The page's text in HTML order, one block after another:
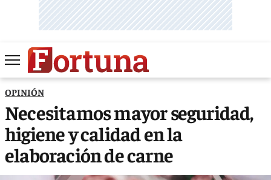
OPINIÓN
Necesitamos mayor seguridad,
higiene y calidad en la
elaboración de carne